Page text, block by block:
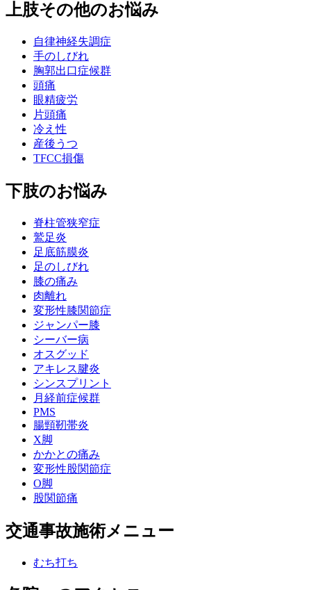
上肢その他のお悩み
自律神経失調症
手のしびれ
胸郭出口症候群
頭痛
眼精疲労
片頭痛
冷え性
産後うつ
TFCC損傷
下肢のお悩み
脊柱管狭窄症
鷲足炎
足底筋膜炎
足のしびれ
膝の痛み
肉離れ
変形性膝関節症
ジャンパー膝
シーバー病
オスグッド
アキレス腱炎
シンスプリント
月経前症候群
PMS
腸頸靭帯炎
X脚
かかとの痛み
変形性股関節症
O脚
股関節痛
交通事故施術メニュー
むち打ち